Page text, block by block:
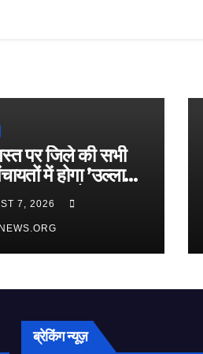
पर जिले की सभी
में होगा ’उल्लास
का आयोजन
7, 2026
ब्रेकिंग न्यूज़